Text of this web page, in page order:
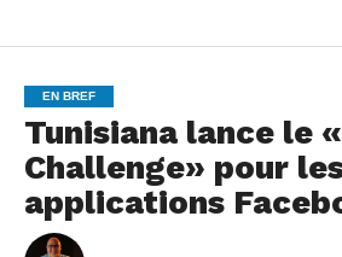
EN BREF
Tunisiana lance le
Challenge» pour
applications